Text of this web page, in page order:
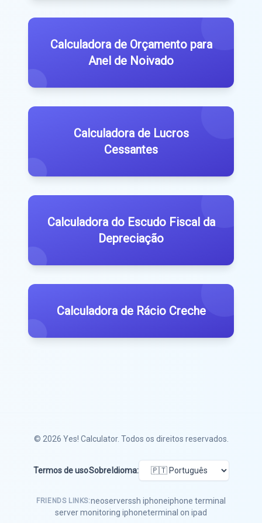
Calculadora de Orçamento para
Anel de Noivado
Calculadora de Lucros
Cessantes
Calculadora do Escudo Fiscal da
Depreciação
Calculadora de Rácio Creche
© 2026 Yes! Calculator. Todos os direitos reservados.
Termos de usoSobre Idioma:
FRIENDS LINKS:neoserverssh iphoneiphone terminal
server monitoring iphoneterminal on ipad